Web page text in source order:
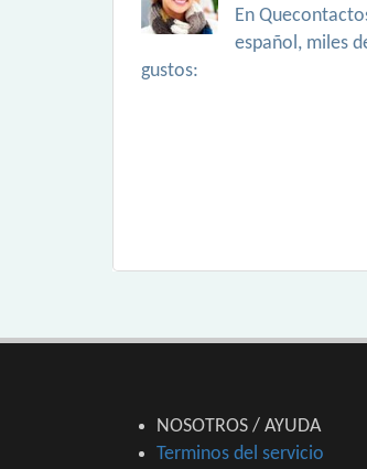
En
español, miles
gustos:
NOSOTROS / AYUDA
Terminos del servicio